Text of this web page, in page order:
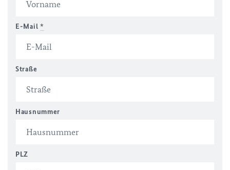
E-Mail *
Straße
Hausnummer
PLZ